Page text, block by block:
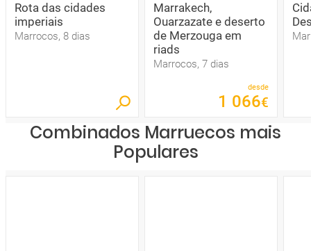
Rota das cidades
imperiais
Marrocos, 8 dias
Marrakech,
Ouarzazate e deserto
de Merzouga em
riads
Marrocos, 7 dias
desde
1 066€
Combinados Marruecos mais
Populares